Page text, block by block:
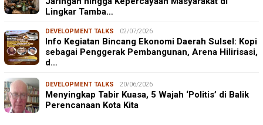
Lingkar Tamba…
DEVELOPMENT TALKS 02/07/2026
Info Kegiatan Bincang Ekonomi Daerah Sulsel: Kopi
sebagai Penggerak Pembangunan, Arena Hilirisasi,
d…
DEVELOPMENT TALKS 20/06/2026
Menyingkap Tabir Kuasa, 5 Wajah ‘Politis’ di Balik
Perencanaan Kota Kita